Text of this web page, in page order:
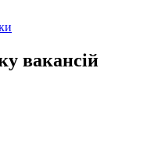
вакансій